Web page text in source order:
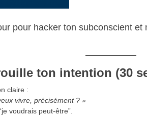
pour hacker ton subconscient et
ton intention (30
claire :
vivre, précisément ? »
voudrais peut-être”.